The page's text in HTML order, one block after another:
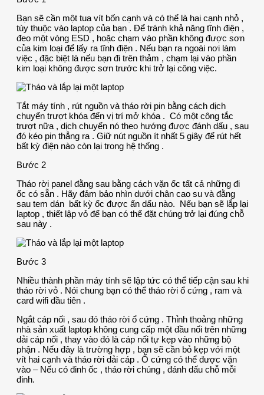
Bạn sẽ cần một tua vít bốn cạnh và có thể là hai cạnh nhỏ ,
tùy thuộc vào laptop của bạn . Để tránh khả năng tĩnh điện ,
đeo một vòng ESD , hoặc chạm vào phần không được sơn
của kim loại để lấy ra tĩnh điện . Nếu bạn ra ngoài nơi làm
việc , đặc biệt là nếu bạn đi trên thảm , chạm lại vào phần
kim loại không được sơn trước khi trở lại công việc.
Tắt máy tính , rút nguồn và tháo rời pin bằng cách dịch
chuyển trượt khóa đến vị trí mở khóa . Có một công tắc
trượt nữa , dịch chuyển nó theo hướng được đánh dấu , sau
đó kéo pin thẳng ra . Giữ nút nguồn ít nhất 5 giây để rút hết
bất kỳ điện nào còn lại trong hệ thống .
Bước 2
Tháo rời panel đằng sau bằng cách vặn ốc tất cả những đi
ốc có sẵn . Hãy đảm bảo nhìn dưới chân cao su và đằng
sau tem dán bất kỳ ốc được ẩn dấu nào. Nếu bạn sẽ lắp lại
laptop , thiết lập vỏ để bạn có thể đặt chúng trở lại đúng chỗ
sau này .
Bước 3
Nhiều thành phần máy tính sẽ lập tức có thể tiếp cận sau khi
tháo rời vỏ . Nói chung bạn có thể tháo rời ổ cứng , ram và
card wifi đầu tiên .
Ngắt cáp nối , sau đó tháo rời ổ cứng . Thỉnh thoảng những
nhà sản xuất laptop không cung cấp một đầu nối trên những
dải cáp nối , thay vào đó là cáp nối tự kẹp vào những bộ
phận . Nếu đây là trường hợp , bạn sẽ cần bỏ kẹp với một
vít hai cạnh và tháo rời dải cáp . Ổ cứng có thể được vặn
vào – Nếu có đinh ốc , tháo rời chúng , đánh dấu chỗ mỗi
đinh.